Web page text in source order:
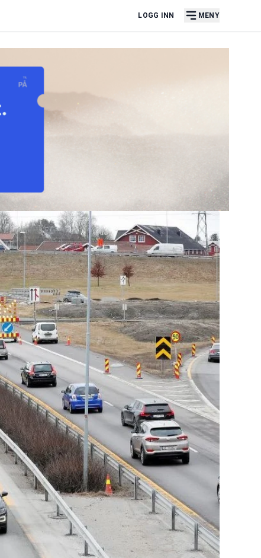
LOGG INN MENY